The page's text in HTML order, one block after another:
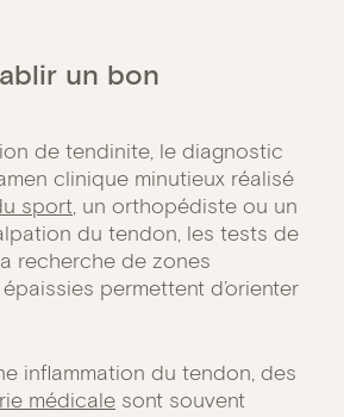
un bon
de tendinite, le diagnostic
clinique minutieux réalisé
sport, un orthopédiste ou un
du tendon, les tests de
recherche de zones
permettent d’orienter
inflammation du tendon, des
médicale sont souvent